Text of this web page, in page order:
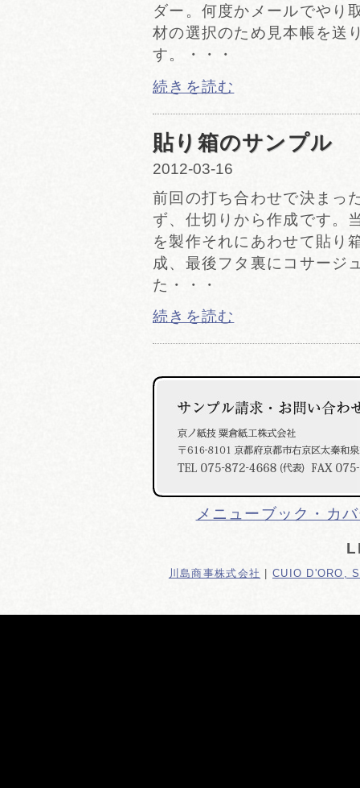
ダー。何度かメールでやり
材の選択のため見本帳を送
す。・・・
続きを読む
貼り箱のサンプル
2012-03-16
前回の打ち合わせで決まっ
ず、仕切りから作成です。
を製作それにあわせて貼り
成、最後フタ裏にコサージ
た・・・
続きを読む
メニューブック・カ
川島商事株式会社 CUIO D'ORO,